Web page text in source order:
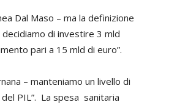
Dal Maso – ma la definizione
di investire 3 mld
pari a 15 mld di euro”.
– manteniamo un livello di
PIL”. La spesa sanitaria